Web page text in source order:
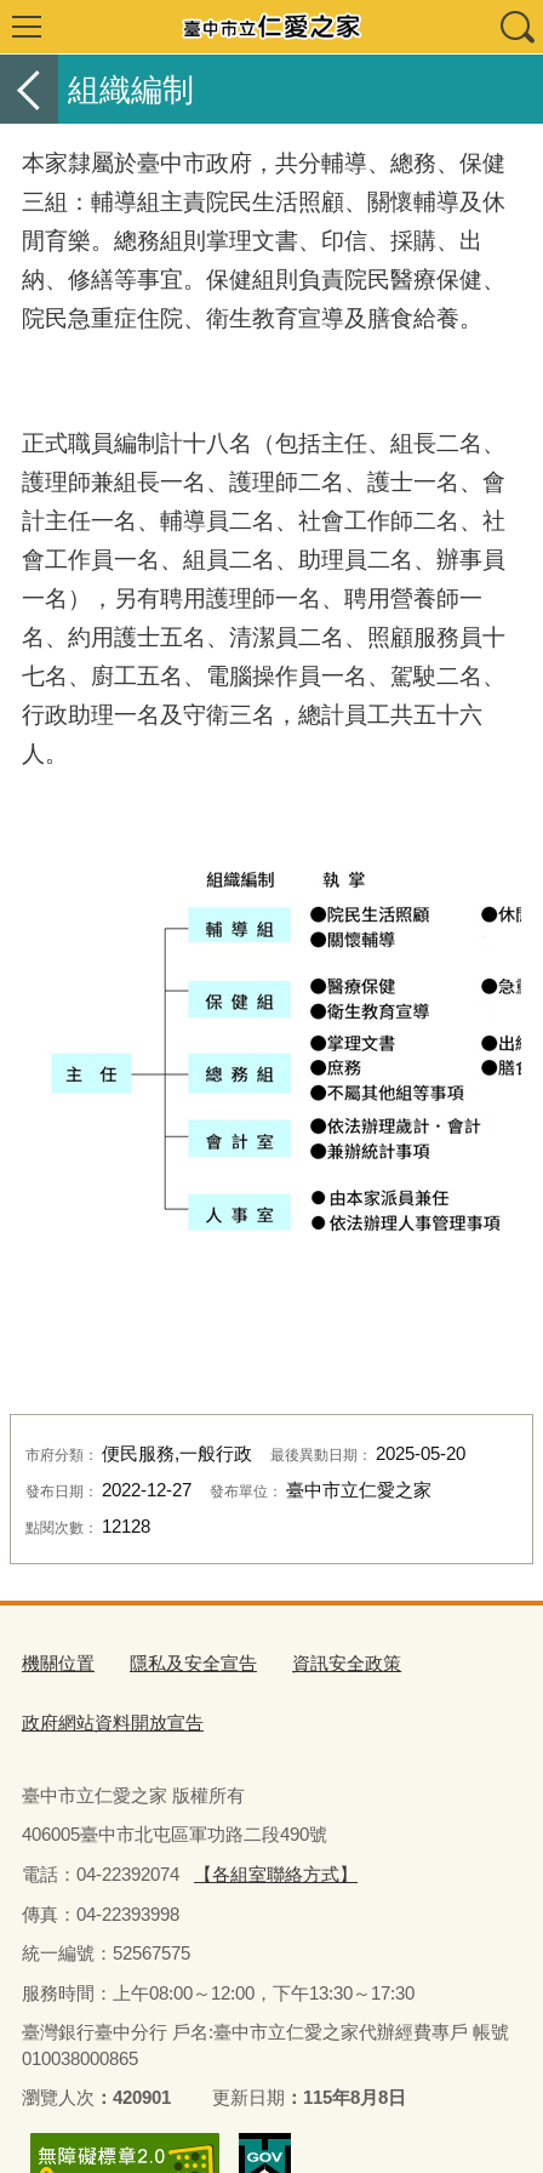
組織編制
本家隸屬於臺中市政府，共分輔導、總務、保健
三組：輔導組主責院民生活照顧、關懷輔導及休
閒育樂。總務組則掌理文書、印信、採購、出
納、修繕等事宜。保健組則負責院民醫療保健、
院民急重症住院、衛生教育宣導及膳食給養。
正式職員編制計十八名（包括主任、組長二名、
護理師兼組長一名、護理師二名、護士一名、會
計主任一名、輔導員二名、社會工作師二名、社
會工作員一名、組員二名、助理員二名、辦事員
一名），另有聘用護理師一名、聘用營養師一
名、約用護士五名、清潔員二名、照顧服務員十
七名、廚工五名、電腦操作員一名、駕駛二名、
行政助理一名及守衛三名，總計員工共五十六
人。
市府分類： 便民服務,一般行政 最後異動日期： 2025-05-20
發布日期： 2022-12-27 發布單位： 臺中市立仁愛之家
點閱次數： 12128
機關位置 隱私及安全宣告 資訊安全政策
政府網站資料開放宣告
臺中市立仁愛之家 版權所有
406005臺中市北屯區軍功路二段490號
電話：04-22392074
【各組室聯絡方式】
傳真：04-22393998
統一編號：52567575
服務時間：上午08:00～12:00，下午13:30～17:30
臺灣銀行臺中分行 戶名:臺中市立仁愛之家代辦經費專戶 帳號
010038000865
瀏覽人次
420901 更新日期 115年8月8日